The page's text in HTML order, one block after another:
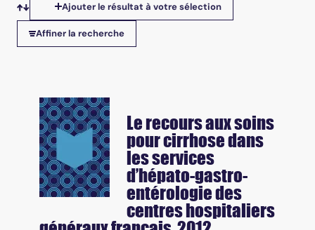
Tris disponibles
Ajouter le résultat à votre sélection
Affiner la recherche
Le recours aux soins
pour cirrhose dans
les services
d’hépato-gastro-
entérologie des
centres hospitaliers